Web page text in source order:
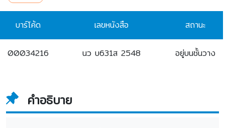
บาร์โค้ด เลขหนังสือ สถานะ
00034216 นว บ631ส 2548 อยู่บนชั้นวาง
คำอธิบาย